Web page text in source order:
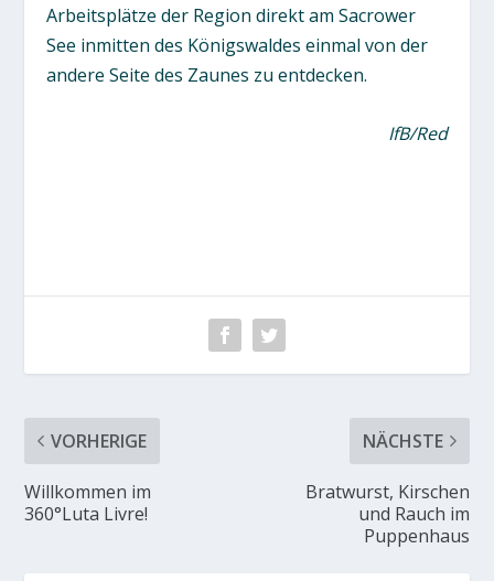
Arbeitsplätze der Region direkt am Sacrower
See inmitten des Königswaldes einmal von der
andere Seite des Zaunes zu entdecken.
IfB/Red
VORHERIGE
Willkommen im
360°Luta Livre!
NÄCHSTE
Bratwurst, Kirschen
und Rauch im
Puppenhaus